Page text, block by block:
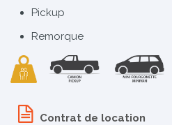
Pickup
Remorque
Contrat de location